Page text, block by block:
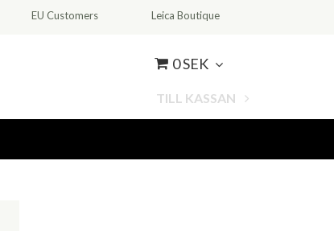
EU Customers Leica Boutique
0 SEK
TILL KASSAN